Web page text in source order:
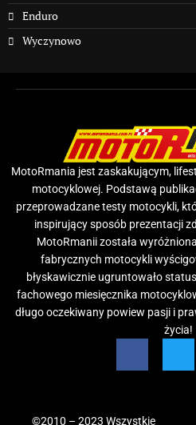
Enduro
Wyczynowo
MotoRmania jest zaskakującym,
motocyklowej. Podstawą
przeprowadzane testy motocykli,
inspirujący sposób prezentacji
MotoRmanii została
fabrycznych motocykli
błyskawicznie ugruntowało
fachowego miesięcznika
długo oczekiwany powiew pasji i
życia!
©2010 – 2023 Wszystkie